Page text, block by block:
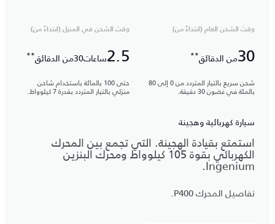
وقت الشحن العام (ابتداءً من)
30من الدقائق**
شحن سريع بالتيار المتردد من 0 إلى 80
بالمئة في غضون 30 دقيقة.
وقت الشحن في المنزل (ابتداءً من)
2.5ساعات30من الدقائق **
حتى 100 بالمائة باستخدام شاحن
منزلي بالتيار المتردد بقدرة 7 كيلوواط.
سيارة كهربائية وهجينة
استمتع بقيادة الهجينة. التي تجمع بين المحرك
الكهربائي بقوة 105 كيلوواط ومحرك البنزين
Ingenium.
تفاصيل المحرك P400.